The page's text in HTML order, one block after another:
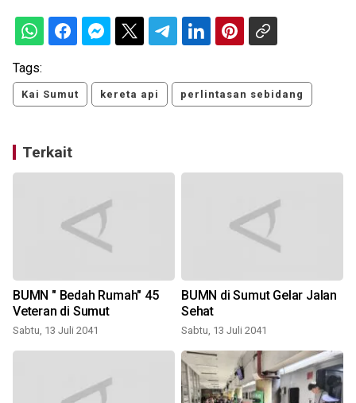
Tags:
Kai Sumut kereta api perlintasan sebidang
Terkait
BUMN " Bedah Rumah" 45
Veteran di Sumut
Sabtu, 13 Juli 2041
BUMN di Sumut Gelar Jalan
Sehat
Sabtu, 13 Juli 2041